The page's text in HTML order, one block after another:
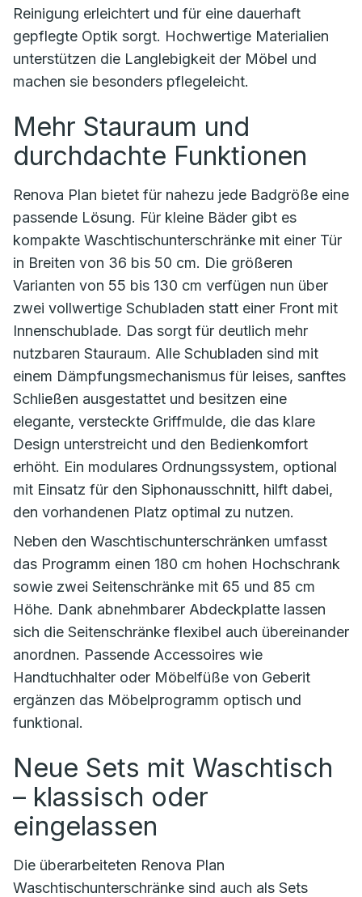
Reinigung erleichtert und für eine dauerhaft
gepflegte Optik sorgt. Hochwertige Materialien
unterstützen die Langlebigkeit der Möbel und
machen sie besonders pflegeleicht.
Mehr Stauraum und
durchdachte Funktionen
Renova Plan bietet für nahezu jede Badgröße eine
passende Lösung. Für kleine Bäder gibt es
kompakte Waschtischunterschränke mit einer Tür
in Breiten von 36 bis 50 cm. Die größeren
Varianten von 55 bis 130 cm verfügen nun über
zwei vollwertige Schubladen statt einer Front mit
Innenschublade. Das sorgt für deutlich mehr
nutzbaren Stauraum. Alle Schubladen sind mit
einem Dämpfungsmechanismus für leises, sanftes
Schließen ausgestattet und besitzen eine
elegante, versteckte Griffmulde, die das klare
Design unterstreicht und den Bedienkomfort
erhöht. Ein modulares Ordnungssystem, optional
mit Einsatz für den Siphonausschnitt, hilft dabei,
den vorhandenen Platz optimal zu nutzen.
Neben den Waschtischunterschränken umfasst
das Programm einen 180 cm hohen Hochschrank
sowie zwei Seitenschränke mit 65 und 85 cm
Höhe. Dank abnehmbarer Abdeckplatte lassen
sich die Seitenschränke flexibel auch übereinander
anordnen. Passende Accessoires wie
Handtuchhalter oder Möbelfüße von Geberit
ergänzen das Möbelprogramm optisch und
funktional.
Neue Sets mit Waschtisch
– klassisch oder
eingelassen
Die überarbeiteten Renova Plan
Waschtischunterschränke sind auch als Sets